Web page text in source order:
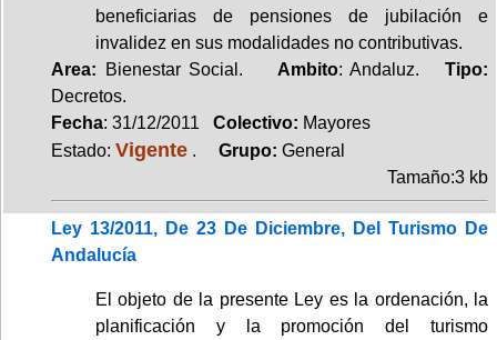
beneficiarias de pensiones de jubilación e
invalidez en sus modalidades no contributivas.
Area: Bienestar Social. Ambito: Andaluz.Tipo:
Decretos.
Fecha: 31/12/2011 Colectivo: Mayores
Estado: Vigente . Grupo: General
Tamaño:3 kb
Ley 13/2011, De 23 De Diciembre, Del Turismo De
Andalucía
El objeto de la presente Ley es la ordenación, la
planificación y la promoción del turismo